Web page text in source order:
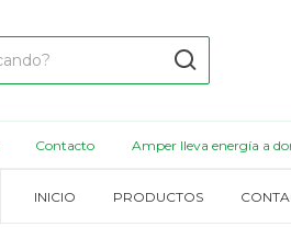
Contacto Amper lleva energía a
INICIO PRODUCTOS